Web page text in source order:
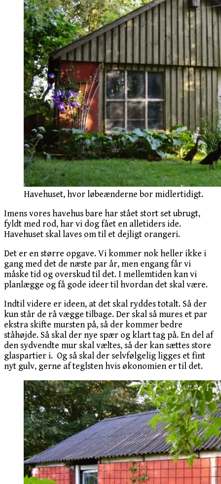
Havehuset, hvor løbeænderne bor midlertidigt.
Imens vores havehus bare har stået stort set ubrugt,
fyldt med rod, har vi dog fået en alletiders ide.
Havehuset skal laves om til et dejligt orangeri.
Det er en større opgave. Vi kommer nok heller ikke i
gang med det de næste par år, men engang får vi
måske tid og overskud til det. I mellemtiden kan vi
planlægge og få gode ideer til hvordan det skal være.
Indtil videre er ideen, at det skal ryddes totalt. Så der
kun står de rå vægge tilbage. Der skal så mures et par
ekstra skifte mursten på, så der kommer bedre
ståhøjde. Så skal der nye spær og klart tag på. En del af
den sydvendte mur skal væltes, så der kan sættes store
glaspartier i. Og så skal der selvfølgelig ligges et fint
nyt gulv, gerne af teglsten hvis økonomien er til det.